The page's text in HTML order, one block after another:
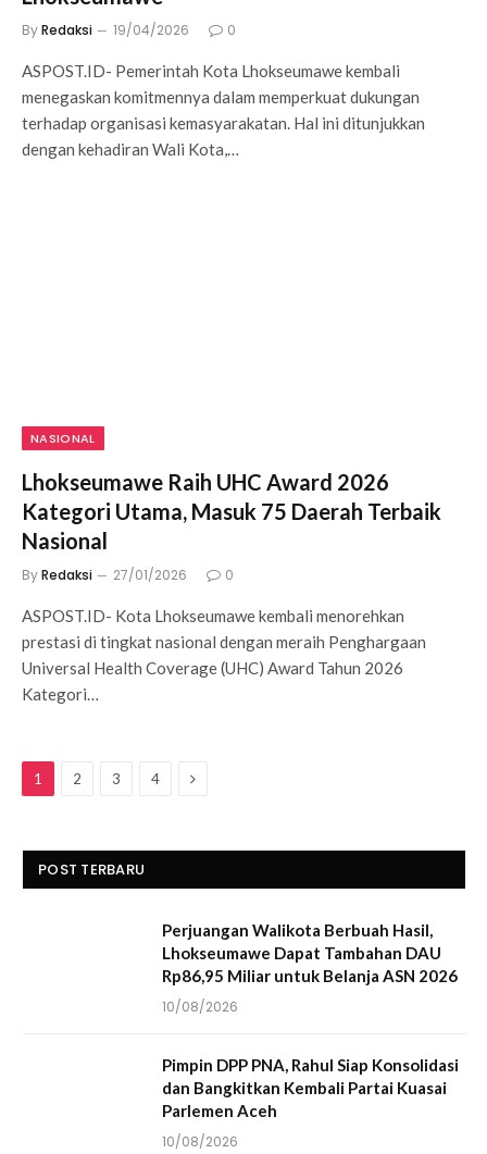
ByRedaksi 19/04/2026 0
ASPOST.ID- Pemerintah Kota Lhokseumawe kembali
menegaskan komitmennya dalam memperkuat dukungan
terhadap organisasi kemasyarakatan. Hal ini ditunjukkan
dengan kehadiran Wali Kota,…
NASIONAL
Lhokseumawe Raih UHC Award 2026
Kategori Utama, Masuk 75 Daerah Terbaik
Nasional
ByRedaksi 27/01/2026 0
ASPOST.ID- Kota Lhokseumawe kembali menorehkan
prestasi di tingkat nasional dengan meraih Penghargaan
Universal Health Coverage (UHC) Award Tahun 2026
Kategori…
1 2 3 4 Next
POST TERBARU
Perjuangan Walikota Berbuah Hasil,
Lhokseumawe Dapat Tambahan DAU
Rp86,95 Miliar untuk Belanja ASN 2026
10/08/2026
Pimpin DPP PNA, Rahul Siap Konsolidasi
dan Bangkitkan Kembali Partai Kuasai
Parlemen Aceh
10/08/2026